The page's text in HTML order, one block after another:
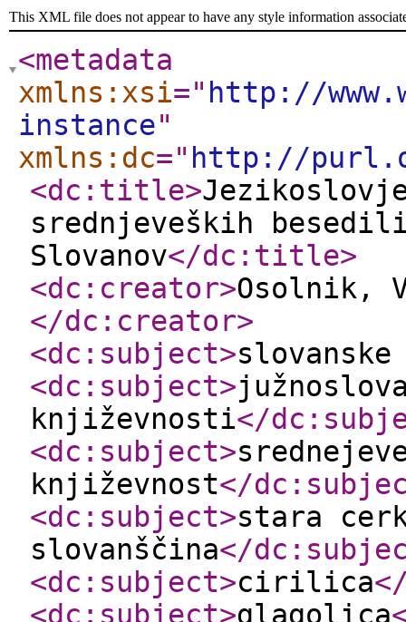
This XML file does not appear to have any style information
<metadata
xmlns:xsi=" http://
instance"
xmlns:dc=" http://
<dc:title>
srednjeveških
Slovanov</dc:title>
<dc:creator>Osolnik,
</dc:creator>
<dc:subject>
<dc:subject>
književnosti</
<dc:subject>
književnost</
<dc:subject>stara
slovanščina</
<dc:subject>cirilica
<dc:subject>glagolica